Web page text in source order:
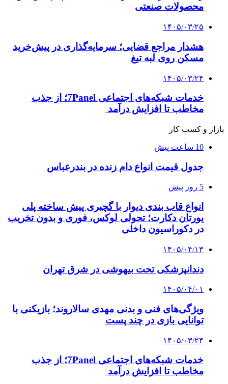
محصولات صنعتی
۱۴۰۵/۰۳/۲۵
هشدار مراجع قضایی؛ سرمایه‌گذاری در پیش‌خرید
مسکن روی لبه تیغ
۱۴۰۵/۰۳/۲۴
خدمات شبکه‌های اجتماعی 7Panel؛ از جذب
مخاطب تا افزایش درآمد
بازار و کسب کار
10 ساعت پیش
جدول قیمت انواع دام زنده در بندرعباس
5 روز پیش
انواع قاب بندی دیوار با گچبری پیش ساخته پلی
یورتان دکارت؛ تحولی لوکس، فوری و بدون تخریب
در دکوراسیون داخلی
۱۴۰۵/۰۴/۱۳
دندانپزشکی تحت بیهوشی در شرق تهران
۱۴۰۵/۰۴/۰۱
ویژگی‌های فنی و بدنی مهدی سالاروند؛ بازیکنی با
توانایی بازی در چند پست
۱۴۰۵/۰۳/۲۴
خدمات شبکه‌های اجتماعی 7Panel؛ از جذب
مخاطب تا افزایش درآمد